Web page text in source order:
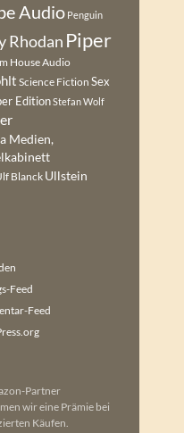
Audio Penguin
Rhodan Piper
House Audio
Science Fiction Sex
EditionStefan Wolf
Medien,
Blanck Ullstein
Feed
Feed
Partner
wir eine Prämie bei
Käufen.